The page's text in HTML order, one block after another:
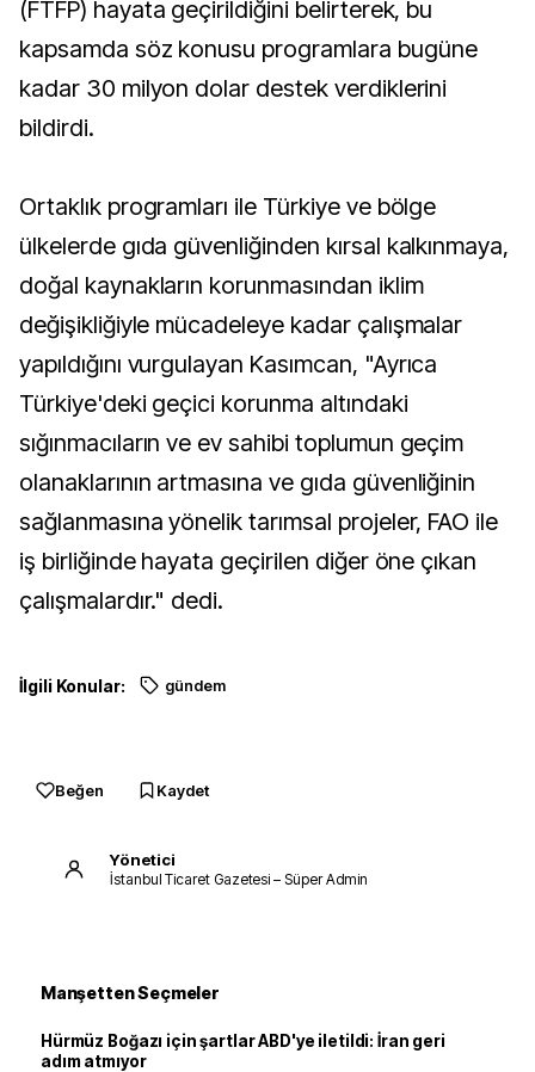
(FTFP) hayata geçirildiğini belirterek, bu
kapsamda söz konusu programlara bugüne
kadar 30 milyon dolar destek verdiklerini
bildirdi.
Ortaklık programları ile Türkiye ve bölge
ülkelerde gıda güvenliğinden kırsal kalkınmaya,
doğal kaynakların korunmasından iklim
değişikliğiyle mücadeleye kadar çalışmalar
yapıldığını vurgulayan Kasımcan, "Ayrıca
Türkiye'deki geçici korunma altındaki
sığınmacıların ve ev sahibi toplumun geçim
olanaklarının artmasına ve gıda güvenliğinin
sağlanmasına yönelik tarımsal projeler, FAO ile
iş birliğinde hayata geçirilen diğer öne çıkan
çalışmalardır." dedi.
İlgili Konular: gündem
Beğen Kaydet
Yönetici
İstanbul Ticaret Gazetesi – Süper Admin
Manşetten Seçmeler
Hürmüz Boğazı için şartlar ABD'ye iletildi: İran geri
adım atmıyor